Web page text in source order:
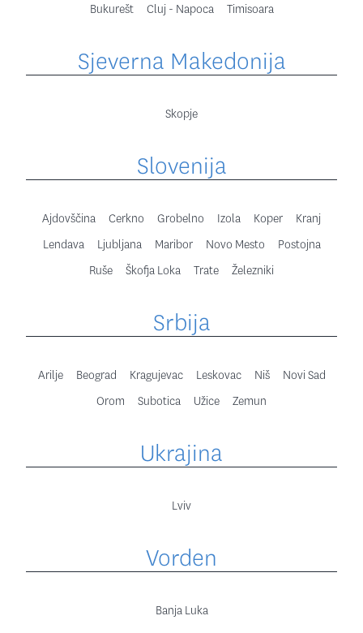
Bukurešt Cluj - Napoca Timisoara
Sjeverna Makedonija
Skopje
Slovenija
Ajdovščina Cerkno Grobelno Izola Koper
Kranj
Lendava
Ljubljana Maribor Novo Mesto
Postojna
Ruše
Škofja Loka Trate Železniki
Srbija
Arilje Beograd Kragujevac Leskovac Niš
Novi Sad
Orom
Subotica Užice Zemun
Ukrajina
Lviv
Vorden
Banja Luka